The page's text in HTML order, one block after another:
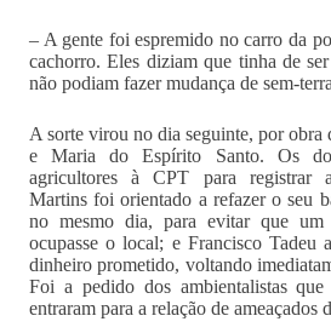
– A gente foi espremido no carro da
cachorro. Eles diziam que tinha de
não podiam fazer mudança de sem-
A sorte virou no dia seguinte, por obra
e Maria do Espírito Santo. Os
agricultores à CPT para registrar
Martins foi orientado a refazer o seu
no mesmo dia, para evitar que um
ocupasse o local; e Francisco Tadeu
dinheiro prometido, voltando
Foi a pedido dos ambientalistas que
entraram para a relação de ameaçados